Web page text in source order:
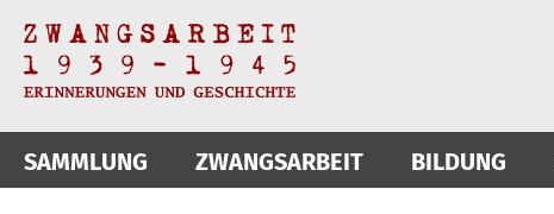
direkt
Inhalt
Service-
Navigation
SAMMLUNG ZWANGSARBEIT BILDUNG